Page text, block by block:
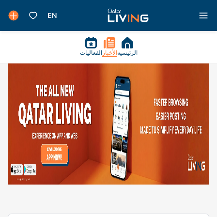
الرئيسية الأخبار الفعاليات